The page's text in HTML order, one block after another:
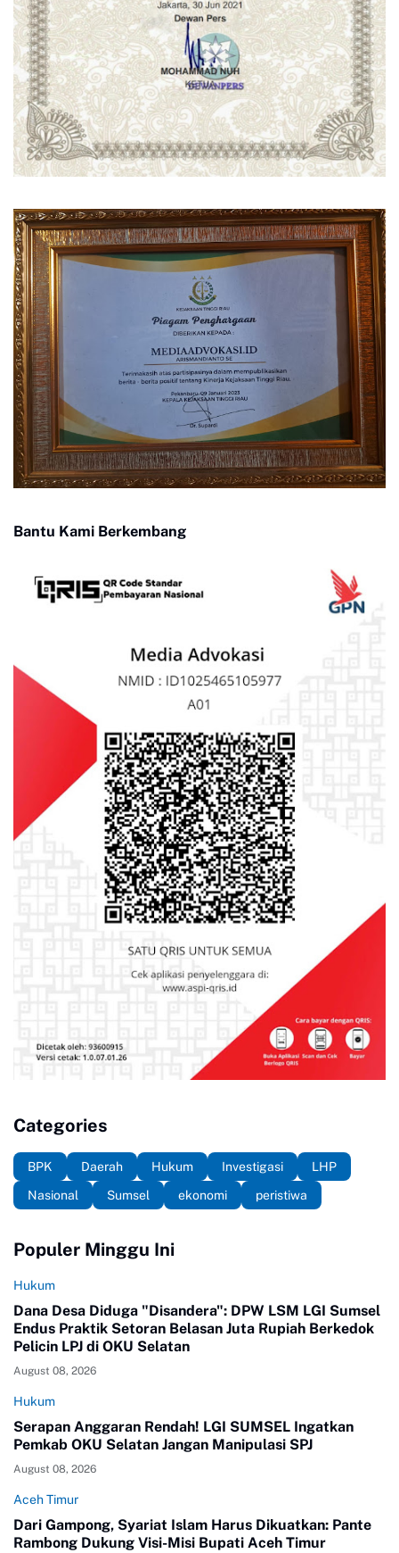
Bantu Kami Berkembang
Categories
BPK Daerah Hukum Investigasi
LHP
Nasional
Sumsel ekonomi peristiwa
Populer Minggu Ini
Hukum
Dana Desa Diduga "Disandera": DPW LSM LGI Sumsel
Endus Praktik Setoran Belasan Juta Rupiah Berkedok
Pelicin LPJ di OKU Selatan
August 08, 2026
Hukum
Serapan Anggaran Rendah! LGI SUMSEL Ingatkan
Pemkab OKU Selatan Jangan Manipulasi SPJ
August 08, 2026
Aceh Timur
Dari Gampong, Syariat Islam Harus Dikuatkan: Pante
Rambong Dukung Visi-Misi Bupati Aceh Timur